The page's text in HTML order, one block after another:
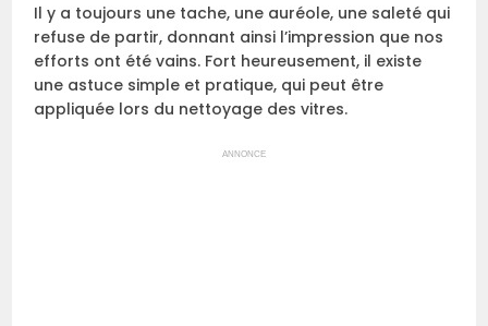
Il y a toujours une tache, une auréole, une saleté qui
refuse de partir, donnant ainsi l’impression que nos
efforts ont été vains. Fort heureusement, il existe
une astuce simple et pratique, qui peut être
appliquée lors du nettoyage des vitres.
ANNONCE